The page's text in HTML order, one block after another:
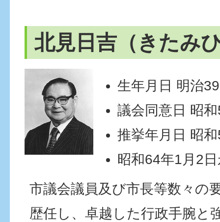
北見日吉（きたみ
生年月日 明治
議会同意日 昭
推挙年月日 昭
昭和64年1月2
市議会議員及び市長等数々の
歴任し、卓越した行政手腕と